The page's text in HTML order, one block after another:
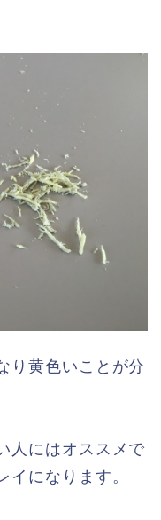
り黄色いことが分
人にはオススメで
イになります。